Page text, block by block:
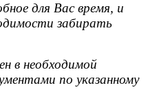
для Вас время, и
забирать
в необходимой
по указанному